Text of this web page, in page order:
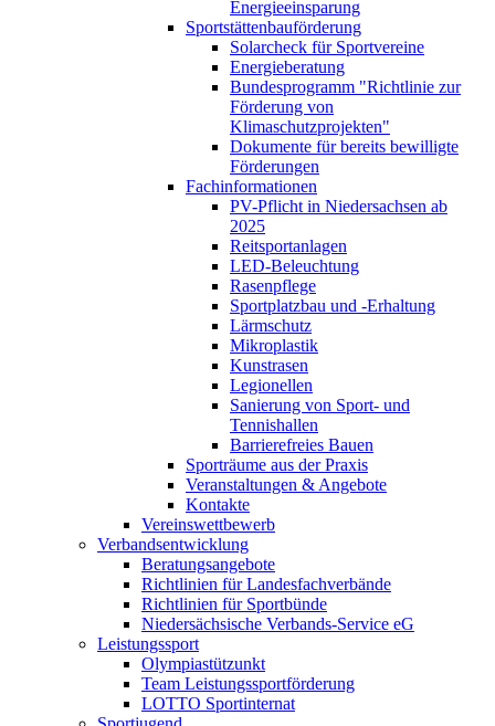
Energieeinsparung
Sportstättenbauförderung
Solarcheck für Sportvereine
Energieberatung
Bundesprogramm "Richtlinie zur
Förderung von
Klimaschutzprojekten"
Dokumente für bereits bewilligte
Förderungen
Fachinformationen
PV-Pflicht in Niedersachsen ab
2025
Reitsportanlagen
LED-Beleuchtung
Rasenpflege
Sportplatzbau und -Erhaltung
Lärmschutz
Mikroplastik
Kunstrasen
Legionellen
Sanierung von Sport- und
Tennishallen
Barrierefreies Bauen
Sporträume aus der Praxis
Veranstaltungen & Angebote
Kontakte
Vereinswettbewerb
Verbandsentwicklung
Beratungsangebote
Richtlinien für Landesfachverbände
Richtlinien für Sportbünde
Niedersächsische Verbands-Service eG
Leistungssport
Olympiastützunkt
Team Leistungssportförderung
LOTTO Sportinternat